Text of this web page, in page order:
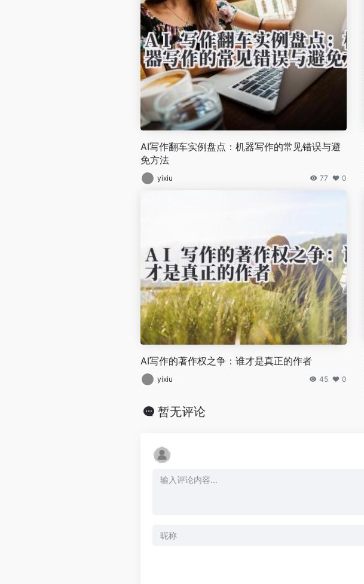
AI写作翻车实例盘点：机器写作的常见错误与避
免方法
yixiu 77 0
AI写作的著作权之争：谁才是真正的作者
yixiu 45 0
暂无评论